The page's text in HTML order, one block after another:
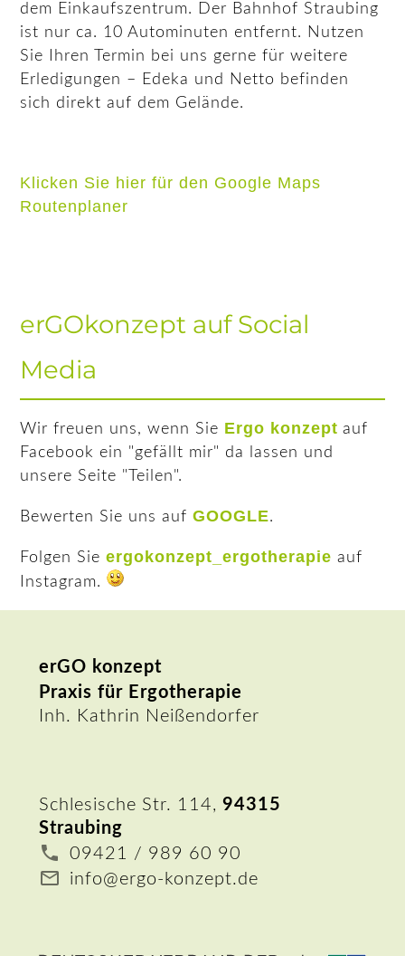
dem Einkaufszentrum. Der Bahnhof Straubing
ist nur ca. 10 Autominuten entfernt. Nutzen
Sie Ihren Termin bei uns gerne für weitere
Erledigungen – Edeka und Netto befinden
sich direkt auf dem Gelände.
Klicken Sie hier für den Google Maps
Routenplaner
erGOkonzept auf Social
Media
Wir freuen uns, wenn Sie Ergo konzept auf
Facebook ein "gefällt mir" da lassen und
unsere Seite "Teilen".
Bewerten Sie uns aufGOOGLE.
Folgen Sieergokonzept_ergotherapie auf
Instagram.
erGO konzept
Praxis für Ergotherapie
Inh. Kathrin Neißendorfer
Schlesische Str. 114, 94315
Straubing
09421 / 989 60 90
info@ergo-konzept.de